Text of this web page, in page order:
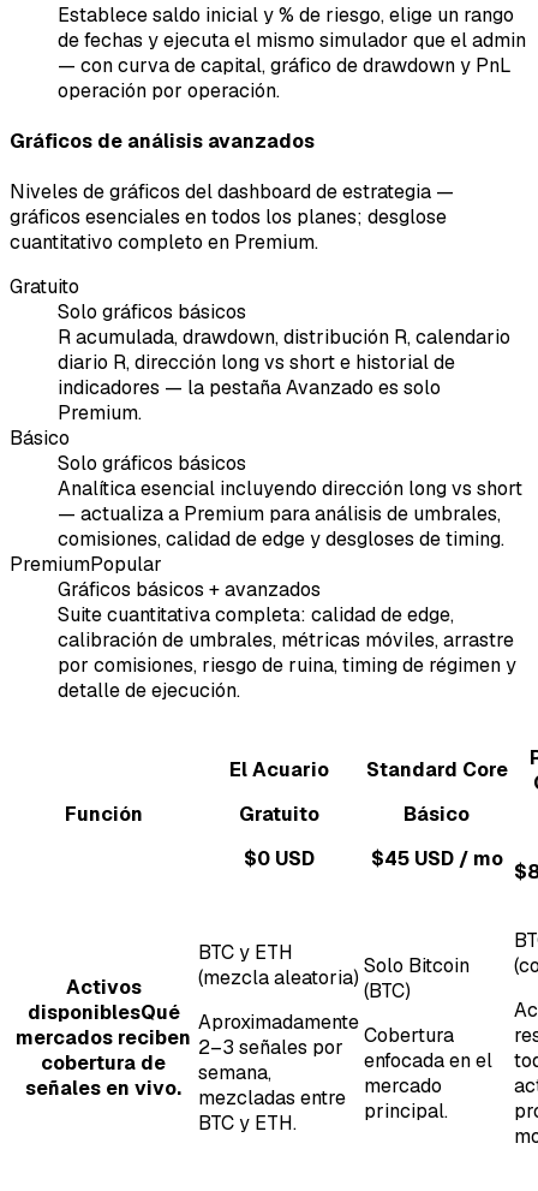
Establece saldo inicial y % de riesgo, elige un rango
de fechas y ejecuta el mismo simulador que el admin
— con curva de capital, gráfico de drawdown y PnL
operación por operación.
Gráficos de análisis avanzados
Niveles de gráficos del dashboard de estrategia —
gráficos esenciales en todos los planes; desglose
cuantitativo completo en Premium.
Gratuito
Solo gráficos básicos
R acumulada, drawdown, distribución R, calendario
diario R, dirección long vs short e historial de
indicadores — la pestaña Avanzado es solo
Premium.
Básico
Solo gráficos básicos
Analítica esencial incluyendo dirección long vs short
— actualiza a Premium para análisis de umbrales,
comisiones, calidad de edge y desgloses de timing.
PremiumPopular
Gráficos básicos + avanzados
Suite cuantitativa completa: calidad de edge,
calibración de umbrales, métricas móviles, arrastre
por comisiones, riesgo de ruina, timing de régimen y
detalle de ejecución.
Función
El Acuario
Gratuito
$0 USD
Standard Core
Básico
$45 USD / mo
Activos
disponiblesQué
mercados reciben
cobertura de
señales en vivo.
BTC y ETH
(mezcla aleatoria)
Aproximadamente
2–3 señales por
semana,
mezcladas entre
BTC y ETH.
Solo Bitcoin
(BTC)
Cobertura
enfocada en el
mercado
principal.